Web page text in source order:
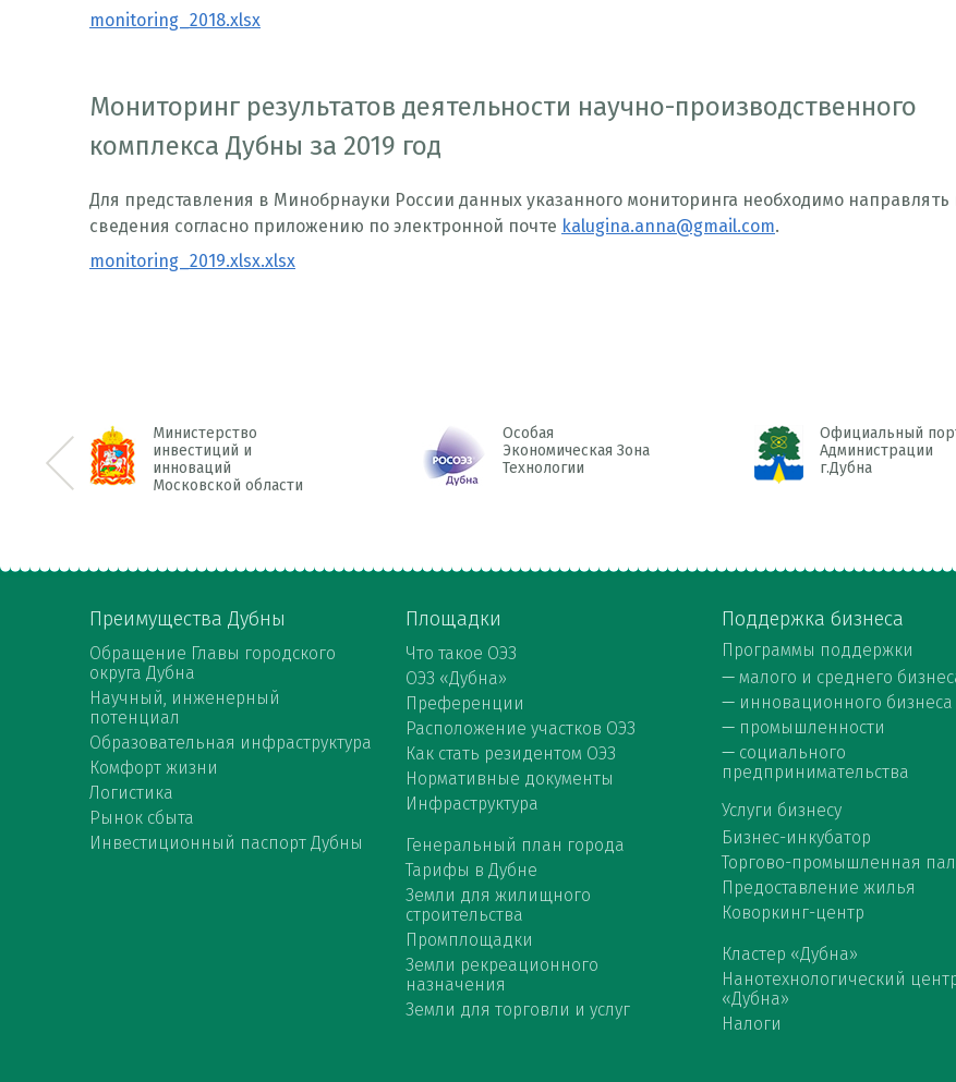
monitoring_2018.xlsx
Мониторинг результатов деятельности научно-производственного
комплекса Дубны за 2019 год
Для представления в Минобрнауки России данных указанного мониторинга необходимо
сведения согласно приложению по электронной почте kalugina.anna@gmail.com.
monitoring_2019.xlsx.xlsx
Министерство
инвестиций и
инноваций
Московской области
Особая
Экономическая Зона
Технологии
Официальный
Администрации
г.Дубна
<< Prev
Преимущества Дубны
Обращение Главы городского
округа Дубна
Научный, инженерный
потенциал
Образовательная инфраструктура
Комфорт жизни
Логистика
Рынок сбыта
Инвестиционный паспорт Дубны
Площадки
Что такое ОЭЗ
ОЭЗ «Дубна»
Преференции
Расположение участков ОЭЗ
Как стать резидентом ОЭЗ
Нормативные документы
Инфраструктура
Генеральный план города
Тарифы в Дубне
Земли для жилищного
строительства
Промплощадки
Земли рекреационного
назначения
Земли для торговли и услуг
Поддержка бизнеса
Программы поддержки
— малого и среднего
— инновационного бизнеса
— промышленности
— социального
предпринимательства
Услуги бизнесу
Бизнес-инкубатор
Торгово-промышленная
Предоставление жилья
Коворкинг-центр
Кластер «Дубна»
Нанотехнологический
«Дубна»
Налоги